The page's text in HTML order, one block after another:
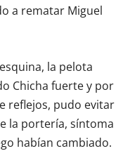
a rematar Miguel
la pelota
Chicha fuerte y por
reflejos, pudo evitar
la portería, síntoma
habían cambiado.